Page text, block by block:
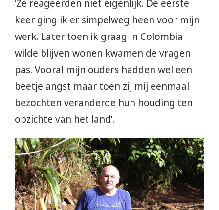
‘Ze reageerden niet eigenlijk. De eerste
keer ging ik er simpelweg heen voor mijn
werk. Later toen ik graag in Colombia
wilde blijven wonen kwamen de vragen
pas. Vooral mijn ouders hadden wel een
beetje angst maar toen zij mij eenmaal
bezochten veranderde hun houding ten
opzichte van het land’.